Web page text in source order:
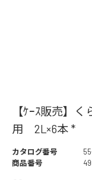
【ｹｰｽ販売】
用 2L×6本 *
カタログ番号
商品番号